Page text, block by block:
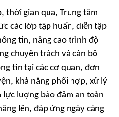
thời gian qua, Trung tâm
các lớp tập huấn, diễn tập
tin, nâng cao trình độ
chuyên trách và cán bộ
tin tại các cơ quan, đơn
khả năng phối hợp, xử lý
lượng bảo đảm an toàn
lên, đáp ứng ngày càng